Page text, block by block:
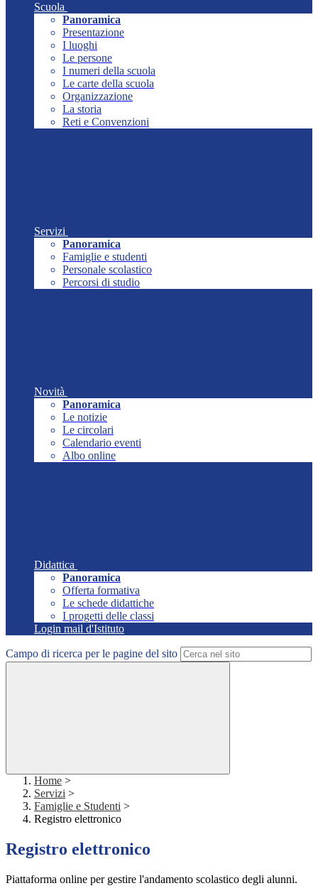
Scuola
Panoramica
Presentazione
I luoghi
Le persone
I numeri della scuola
Le carte della scuola
Organizzazione
La storia
Reti e Convenzioni
Servizi
Panoramica
Famiglie e studenti
Personale scolastico
Percorsi di studio
Novità
Panoramica
Le notizie
Le circolari
Calendario eventi
Albo online
Didattica
Panoramica
Offerta formativa
Le schede didattiche
I progetti delle classi
Login mail d'Istituto
Campo di ricerca per le pagine del sito
Home >
Servizi >
Famiglie e Studenti >
Registro elettronico
Registro elettronico
Piattaforma online per gestire l'andamento scolastico degli alunni.